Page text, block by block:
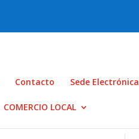
Contacto Sede Electrónica
COMERCIO LOCAL